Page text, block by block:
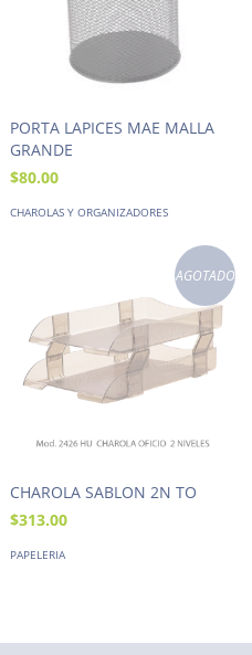
PORTA LAPICES MAE MALLA
GRANDE
$80.00
CHAROLAS Y ORGANIZADORES
AGOTADO
CHAROLA SABLON 2N TO
$313.00
PAPELERIA